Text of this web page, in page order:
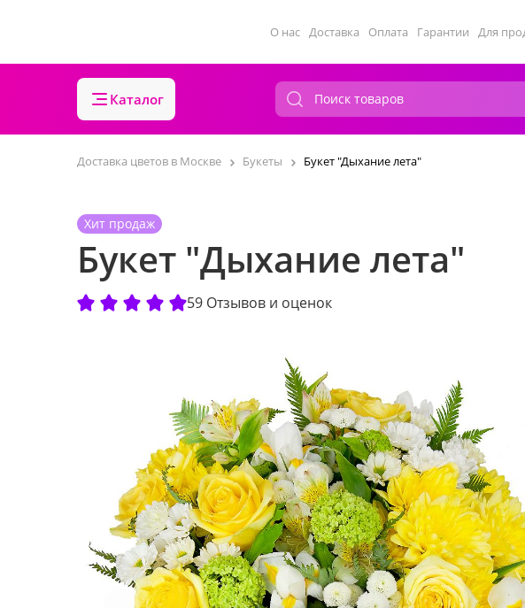
О нас Доставка Оплата Гарантии Для
Каталог
Доставка цветов в Москве Букеты Букет "Дыхание лета"
Хит продаж
Букет "Дыхание лета"
59 Отзывов и оценок